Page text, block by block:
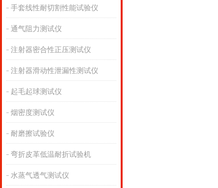
手套线性耐切割性能试验仪
通气阻力测试仪
注射器密合性正压测试仪
注射器滑动性泄漏性测试仪
起毛起球测试仪
烟密度测试仪
耐磨擦试验仪
弯折皮革低温耐折试验机
水蒸气透气测试仪